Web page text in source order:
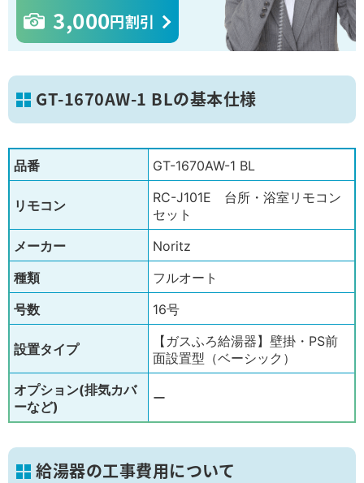
3,000円割引
GT-1670AW-1 BLの基本仕様
品番 GT-1670AW-1 BL
リモコン
RC-J101E 台所・浴室リモコン
セット
メーカー
Noritz
種類
フルオート
号数
16号
設置タイプ
【ガスふろ給湯器】壁掛・PS前
面設置型（ベーシック）
オプション(排気カバ
ーなど)
ー
給湯器の工事費用について